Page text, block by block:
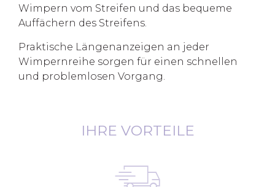
Wimpern vom Streifen und das bequeme
Auffächern des Streifens.
Praktische Längenanzeigen an jeder
Wimpernreihe sorgen für einen schnellen
und problemlosen Vorgang.
IHRE VORTEILE